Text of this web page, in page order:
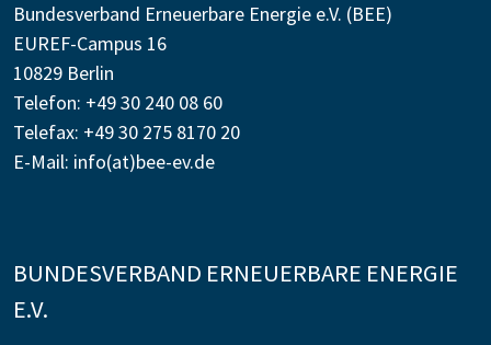
Bundesverband Erneuerbare Energie e.V. (BEE)
EUREF-Campus 16
10829 Berlin
Telefon: +49 30 240 08 60
Telefax: +49 30 275 8170 20
E-Mail: info(at)bee-ev.de
BUNDESVERBAND ERNEUERBARE ENERGIE
E.V.